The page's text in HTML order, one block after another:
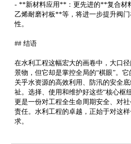
- **新材料应用**：更先进的**复合材
乙烯耐磨衬板**等，将进一步提升阀
性。
## 结语
在水利工程这幅宏大的画卷中，大口
景物，但它却是掌控全局的“棋眼”。
关乎水资源的高效利用、防汛的安全
祉。选择、使用和维护好这些“核心枢
更是一份对工程全生命周期安全、对
责任。水利工程的卓越，正始于对这
求。